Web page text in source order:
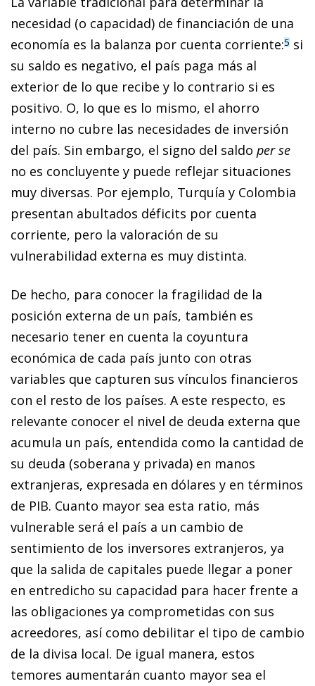
necesidad (o capacidad) de financiación de una
economía es la balanza por cuenta corriente:5 si
su saldo es negativo, el país paga más al
exterior de lo que recibe y lo contrario si es
positivo. O, lo que es lo mismo, el ahorro
interno no cubre las necesidades de inversión
del país. Sin embargo, el signo del saldo per se
no es concluyente y puede reflejar situaciones
muy diversas. Por ejemplo, Turquía y Colombia
presentan abultados déficits por cuenta
corriente, pero la valoración de su
vulnerabilidad externa es muy distinta.
De hecho, para conocer la fragilidad de la
posición externa de un país, también es
necesario tener en cuenta la coyuntura
económica de cada país junto con otras
variables que capturen sus vínculos financieros
con el resto de los países. A este respecto, es
relevante conocer el nivel de deuda ex­­terna que
acumula un país, entendida como la cantidad de
su deuda (soberana y privada) en manos
extranjeras, expresada en dólares y en términos
de PIB. Cuanto mayor sea esta ratio, más
vulnerable será el país a un cambio de
sentimiento de los inversores extranjeros, ya
que la salida de ca­­pitales puede llegar a poner
en entredicho su capacidad para hacer frente a
las obligaciones ya comprometidas con sus
acreedores, así como debilitar el tipo de cambio
de la di­­visa local. De igual manera, estos
temores aumentarán cuanto mayor sea el